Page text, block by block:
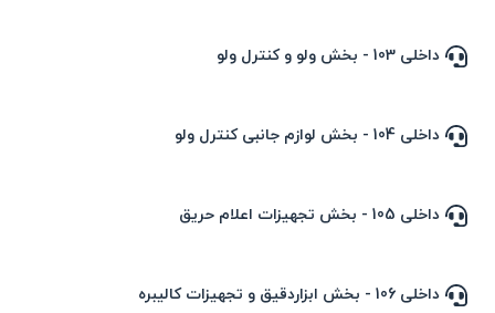
داخلی 103 - بخش ولو و کنترل ولو
داخلی 104 - بخش لوازم جانبی کنترل ولو
داخلی 105 - بخش تجهیزات اعلام حریق
داخلی 106 - بخش ابزاردقیق و تجهیزات کالیبره